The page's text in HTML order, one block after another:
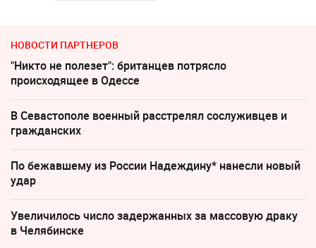
НОВОСТИ ПАРТНЕРОВ
"Никто не полезет": британцев потрясло
происходящее в Одессе
В Севастополе военный расстрелял сослуживцев и
гражданских
По бежавшему из России Надеждину* нанесли новый
удар
Увеличилось число задержанных за массовую драку
в Челябинске